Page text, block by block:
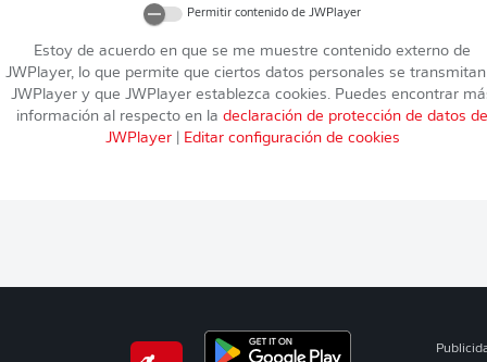
Permitir contenido de JWPlayer
Estoy de acuerdo en que se me muestre contenido externo de
JWPlayer, lo que permite que ciertos datos personales se
JWPlayer y que JWPlayer establezca cookies. Puedes encontrar
información al respecto en la declaración de protección de datos de
JWPlayer| Editar configuración de cookies